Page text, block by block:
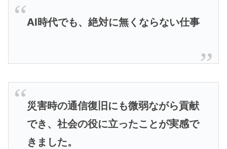
AI時代でも、絶対に無くならない仕事
災害時の通信復旧にも微弱ながら貢献
でき、社会の役に立ったことが実感で
きました。